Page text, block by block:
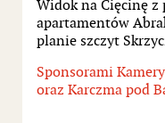
Widok na Cięcinę z
apartamentów
planie szczyt
Sponsorami
oraz Karczma pod